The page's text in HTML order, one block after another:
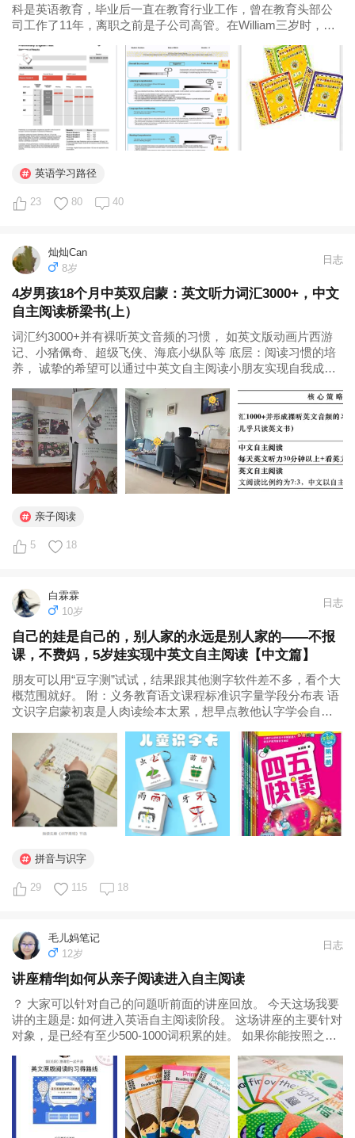
科是英语教育，毕业后一直在教育行业工作，曾在教育头部公
司工作了11年，离职之前是子公司高管。在William三岁时，我
阅读 回顾William的学习过程，我对阅读一直都很重视。从他6
个多月...
英语学习路径
23 80 40
灿灿Can
8岁
日志
4岁男孩18个月中英双启蒙：英文听力词汇3000+，中文
自主阅读桥梁书(上）
词汇约3000+并有裸听英文音频的习惯， 如英文版动画片西游
记、小猪佩奇、超级飞侠、海底小纵队等 底层：阅读习惯的培
养， 诚挚的希望可以通过中英文自主阅读小朋友实现自我成
是为了明天更好的轻松的放手，未来做一个能躺平的妈妈。 跟
小花生上很多牛娃...
亲子阅读
5 18
白霖霖
10岁
日志
自己的娃是自己的，别人家的永远是别人家的——不报
课，不费妈，5岁娃实现中英文自主阅读【中文篇】
朋友可以用“豆字测”试试，结果跟其他测字软件差不多，看个大
概范围就好。 附：义务教育语文课程标准识字量学段分布表 语
文识字启蒙初衷是人肉读绘本太累，想早点教他认字学会自主
就放弃各种电子识字课程。而且汉语是中国人的母语，大环境
下学起来非常容易。 启蒙...
拼音与识字
29 115 18
毛儿妈笔记
12岁
日志
讲座精华|如何从亲子阅读进入自主阅读
？ 大家可以针对自己的问题听前面的讲座回放。 今天这场我要
讲的主题是: 如何进入英语自主阅读阶段。 这场讲座的主要针对
对象，是已经有至少500-1000词积累的娃。 如果你能按照之前
半学拼读前积累2000-3000词是没问题的。 如果目前娃的...